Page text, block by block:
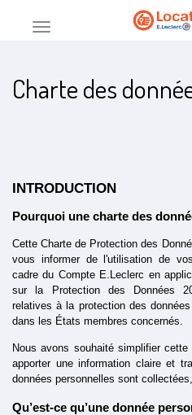
Menu principal
Accueil
Charte des
INTRODUCTION
Pourquoi une charte des
Cette Charte de Protection des
vous informer de l'utilisation de
cadre du Compte E.Leclerc en
sur la Protection des Données
relatives à la protection des
dans les États membres concernés.
Nous avons souhaité simplifier
apporter une information claire et
données personnelles sont
Qu’est-ce qu’une donnée